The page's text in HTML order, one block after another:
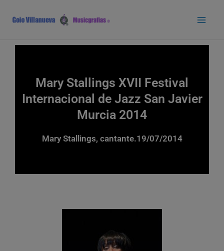
contenido
Mary Stallings XVII Festival
Internacional de Jazz San Javier
Murcia 2014
Mary Stallings, cantante.19/07/2014